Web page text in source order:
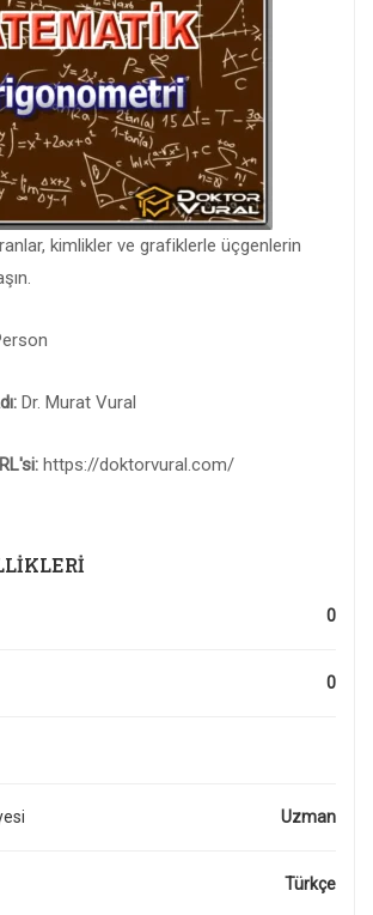
kimlikler ve grafiklerle üçgenlerin
Dr. Murat Vural
https://doktorvural.com/
0
0
Uzman
Türkçe